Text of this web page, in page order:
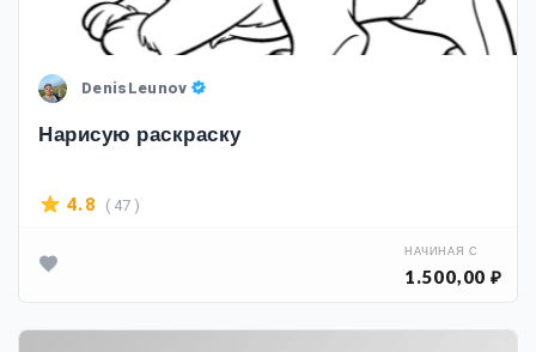
DenisLeunov
Нарисую раскраску
4.8 ( 47 )
НАЧИНАЯ С
1.500,00 ₽